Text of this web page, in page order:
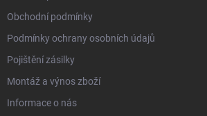
Obchodní podmínky
Podmínky ochrany osobních údajů
Pojištění zásilky
Montáž a výnos zboží
Informace o nás